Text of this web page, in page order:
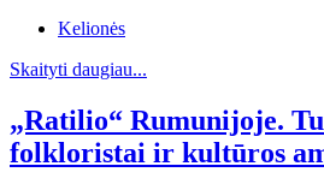
Kelionės
Skaityti daugiau...
„Ratilio“ Rumunijoje.
folkloristai ir kultūros